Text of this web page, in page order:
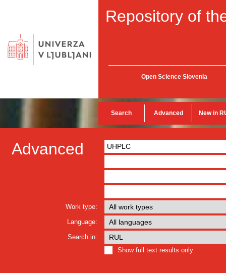
Repository of
Open Science Slovenia
Search Advanced New in
Advanced
Work type:
Language:
Search in:
Show full text results only